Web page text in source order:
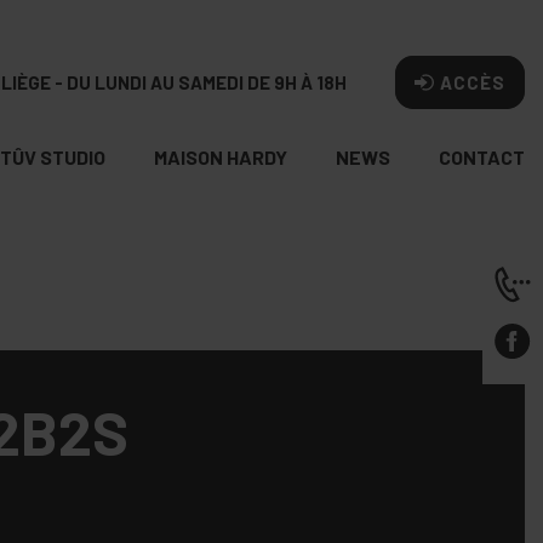
- DU LUNDI AU SAMEDI DE 9H À 18H ACCÈS
STUDIO MAISON HARDY NEWS CONTACT